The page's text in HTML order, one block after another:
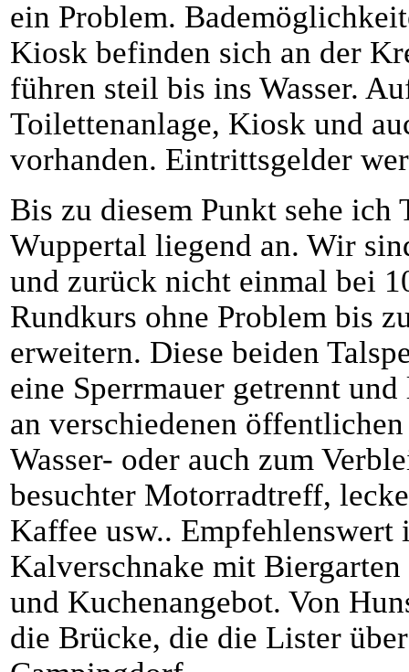
ein Problem.
Kiosk befinden sich an der
führen steil bis ins Wasser.
Toilettenanlage, Kiosk und
vorhanden. Eintrittsgelder
Bis zu diesem Punkt sehe
Wuppertal liegend an. Wir
und zurück nicht einmal bei
Rundkurs ohne Problem bis
erweitern. Diese beiden
eine Sperrmauer getrennt
an verschiedenen
Wasser- oder auch zum
besuchter Motorradtreff,
Kaffee usw.. Empfehlenswert
Kalverschnake mit
und Kuchenangebot. Von
die Brücke, die die Lister